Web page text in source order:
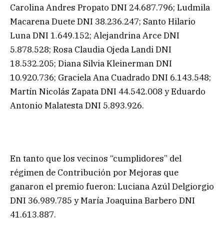
Carolina Andres Propato DNI 24.687.796; Ludmila
Macarena Duete DNI 38.236.247; Santo Hilario
Luna DNI 1.649.152; Alejandrina Arce DNI
5.878.528; Rosa Claudia Ojeda Landi DNI
18.532.205; Diana Silvia Kleinerman DNI
10.920.736; Graciela Ana Cuadrado DNI 6.143.548;
Martín Nicolás Zapata DNI 44.542.008 y Eduardo
Antonio Malatesta DNI 5.893.926.
En tanto que los vecinos “cumplidores” del
régimen de Contribución por Mejoras que
ganaron el premio fueron: Luciana Azúl Delgiorgio
DNI 36.989.785 y María Joaquina Barbero DNI
41.613.887.